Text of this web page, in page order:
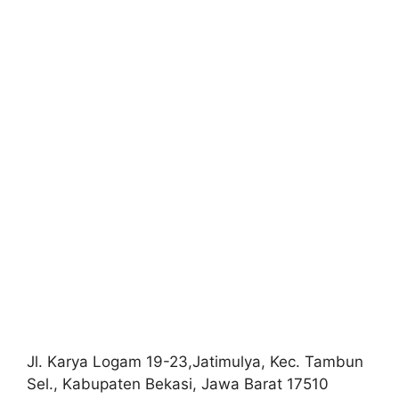
Jl. Karya Logam 19-23,Jatimulya, Kec. Tambun
Sel., Kabupaten Bekasi, Jawa Barat 17510